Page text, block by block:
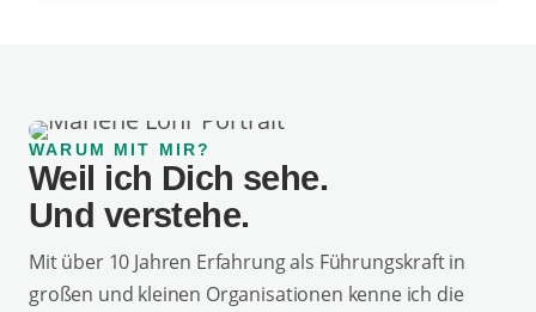
WARUM MIT MIR?
Weil ich Dich sehe.
Und verstehe.
Mit über 10 Jahren Erfahrung als Führungskraft in
großen und kleinen Organisationen kenne ich die